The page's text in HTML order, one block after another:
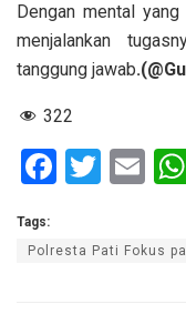
Dengan mental
menjalankan
tanggung jawab
322
F
ce
T
tt
E
ail
Tags:
Polresta Pati Fokus